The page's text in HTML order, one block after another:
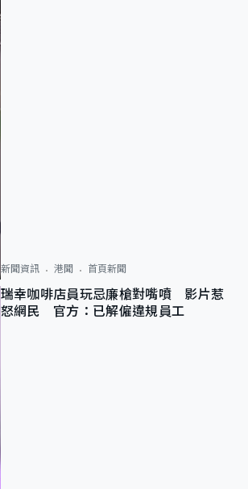
新聞資訊 港聞 首頁新聞
瑞幸咖啡店員玩忌廉槍對嘴噴 影片惹
怒網民 官方：已解僱違規員工